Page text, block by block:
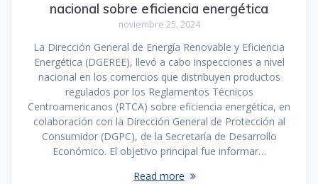
nacional sobre eficiencia energética
noviembre 25, 2024
La Dirección General de Energía Renovable y Eficiencia
Energética (DGEREE), llevó a cabo inspecciones a nivel
nacional en los comercios que distribuyen productos
regulados por los Reglamentos Técnicos
Centroamericanos (RTCA) sobre eficiencia energética, en
colaboración con la Dirección General de Protección al
Consumidor (DGPC), de la Secretaría de Desarrollo
Económico. El objetivo principal fue informar…
Read more